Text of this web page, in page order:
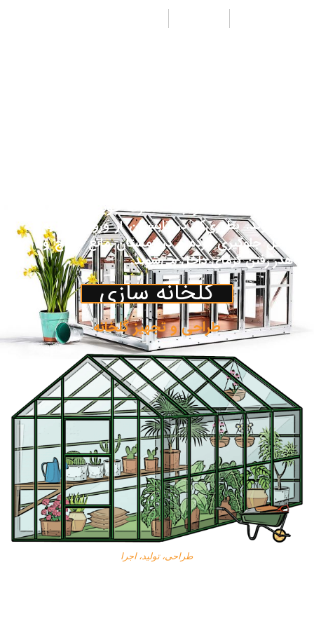
برای شیشه بوده و باعث صرفه جویی در انرژی
می‌شوند. بطوری‌که در تابستان از ورود گرما به
داخل جلوگیری کرده و در زمستان مانع خروج و
هدر رفتن گرمای داخل می‌شوند.
گلخانه سازی
طراحی و تجهیز گلخانه
طراحی، تولید، اجرا